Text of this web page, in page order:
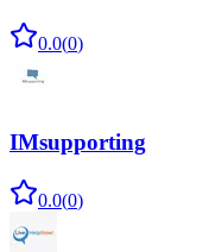
0.0(0)
IMsupporting
0.0(0)